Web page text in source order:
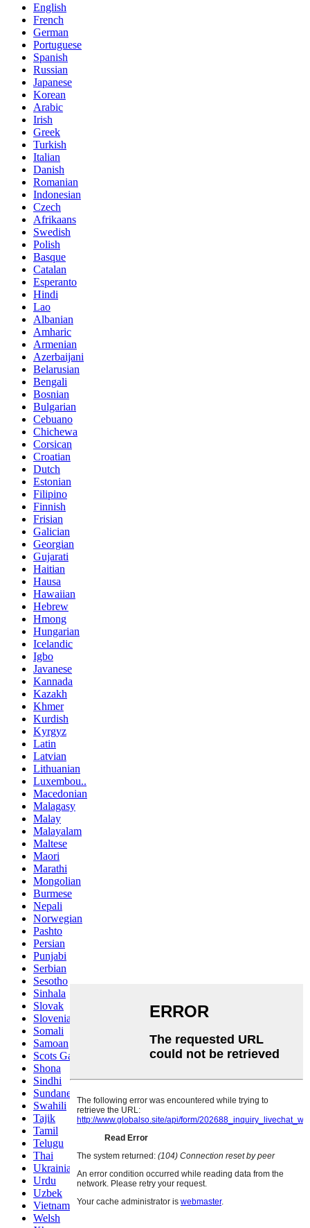
English
French
German
Portuguese
Spanish
Russian
Japanese
Korean
Arabic
Irish
Greek
Turkish
Italian
Danish
Romanian
Indonesian
Czech
Afrikaans
Swedish
Polish
Basque
Catalan
Esperanto
Hindi
Lao
Albanian
Amharic
Armenian
Azerbaijani
Belarusian
Bengali
Bosnian
Bulgarian
Cebuano
Chichewa
Corsican
Croatian
Dutch
Estonian
Filipino
Finnish
Frisian
Galician
Georgian
Gujarati
Haitian
Hausa
Hawaiian
Hebrew
Hmong
Hungarian
Icelandic
Igbo
Javanese
Kannada
Kazakh
Khmer
Kurdish
Kyrgyz
Latin
Latvian
Lithuanian
Luxembou..
Macedonian
Malagasy
Malay
Malayalam
Maltese
Maori
Marathi
Mongolian
Burmese
Nepali
Norwegian
Pashto
Persian
Punjabi
Serbian
Sesotho
Sinhala
Slovak
Slovenian
Somali
Samoan
Scots Gaelic
Shona
Sindhi
Sundanese
Swahili
Tajik
Tamil
Telugu
Thai
Ukrainian
Urdu
Uzbek
Vietnamese
Welsh